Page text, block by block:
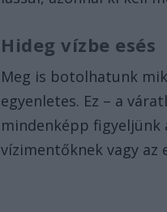
Hideg vízbe esés
Meg is botolhatunk
egyenletes. Ez – a
mindenképp
vízimentőknek vagy az